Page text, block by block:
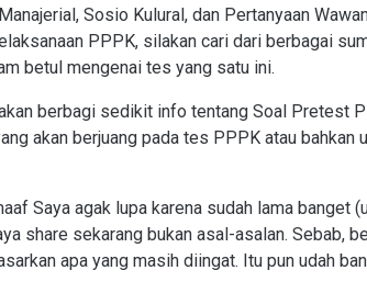
Sosio Kulural, dan Pertanyaan
PPPK, silakan cari dari berbagai
betul mengenai tes yang satu ini.
berbagi sedikit info tentang Soal Pretest
akan berjuang pada tes PPPK atau bahkan
Saya agak lupa karena sudah lama banget
share sekarang bukan asal-asalan. Sebab,
apa yang masih diingat. Itu pun udah